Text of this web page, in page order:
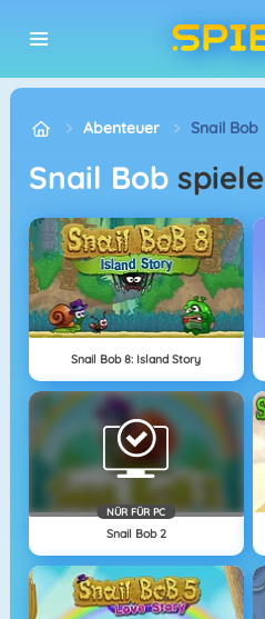
Abenteuer Snail Bob
Snail Bobspiele
Snail Bob 8: Island Story
NÜR FÜR PC
Snail Bob 2